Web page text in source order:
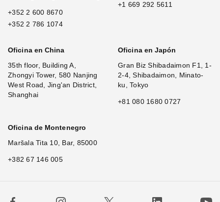
+352 2 600 8670
+352 2 786 1074
+1 669 292 5611
Oficina en China
35th floor, Building A,
Zhongyi Tower, 580 Nanjing
West Road, Jing'an District,
Shanghai
Oficina en Japón
Gran Biz Shibadaimon F1, 1-
2-4, Shibadaimon, Minato-
ku, Tokyo
+81 080 1680 0727
Oficina de Montenegro
Maršala Tita 10, Bar, 85000
+382 67 146 005